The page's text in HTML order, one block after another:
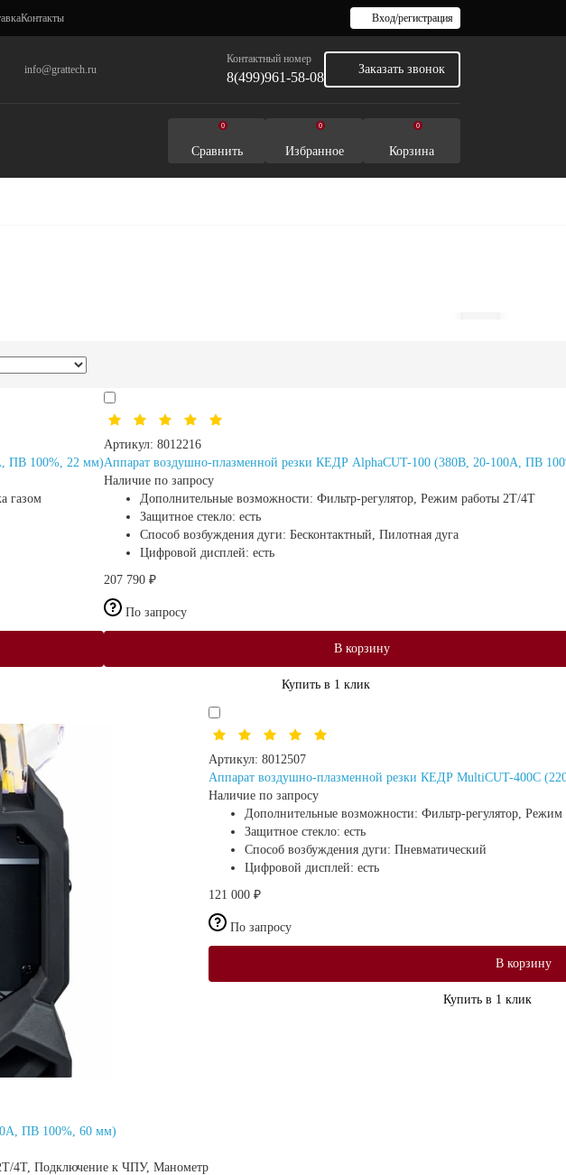
Контакты Вход/регистрация
info@grattech.ru
Контактный номер
8(499)961-58-08
Заказать звонок
0
Сравнить
0
Избранное
0
Корзина
ПВ 100%, 22 мм)
газом
Артикул: 8012216
Аппарат воздушно-плазменной резки КЕДР AlphaCUT-100 (380В, 20-100А, ПВ
Наличие по запросу
Дополнительные возможности: Фильтр-регулятор, Режим работы 2Т/4Т
Защитное стекло: есть
Способ возбуждения дуги: Бесконтактный, Пилотная дуга
Цифровой дисплей: есть
207 790 ₽
По запросу
В корзину
Купить в 1 клик
ПВ 100%, 60 мм)
4Т, Подключение к ЧПУ, Манометр
Артикул: 8012507
Аппарат воздушно-плазменной резки КЕДР MultiCUT-400C
Наличие по запросу
Дополнительные возможности: Фильтр-регулятор,
Защитное стекло: есть
Способ возбуждения дуги: Пневматический
Цифровой дисплей: есть
121 000 ₽
По запросу
В корзину
Купить в 1 клик